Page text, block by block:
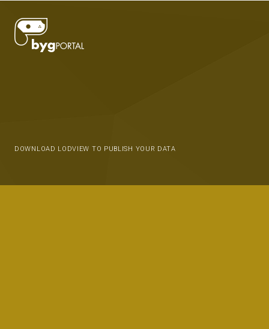
DOWNLOAD LODVIEW TO PUBLISH YOUR DATA